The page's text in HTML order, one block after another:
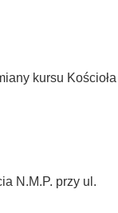
kursu Kościoła
N.M.P. przy ul.